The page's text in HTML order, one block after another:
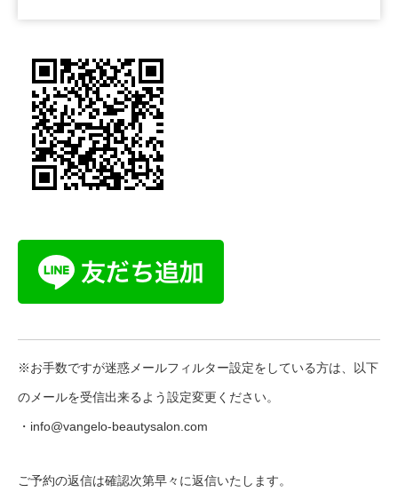
※お手数ですが迷惑メールフィルター設定をしている方は、以下
のメールを受信出来るよう設定変更ください。
・info@vangelo-beautysalon.com
ご予約の返信は確認次第早々に返信いたします。